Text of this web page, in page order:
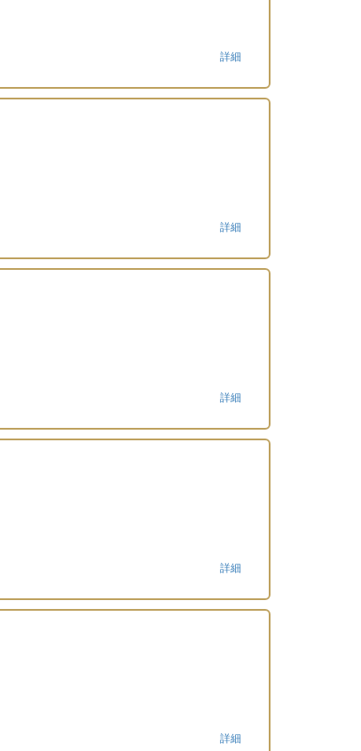
詳細
詳細
詳細
詳細
詳細